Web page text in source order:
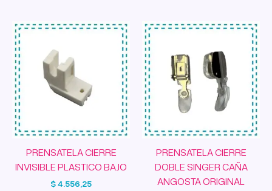
PRENSATELA CIERRE
INVISIBLE PLASTICO BAJO
$4.556,25
PRENSATELA CIERRE
DOBLE SINGER CAÑA
ANGOSTA ORIGINAL